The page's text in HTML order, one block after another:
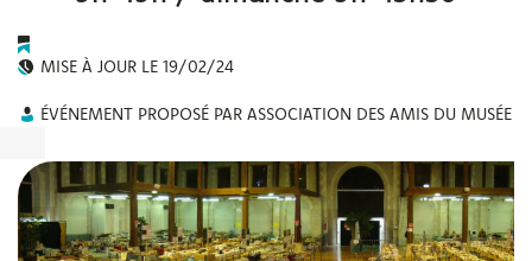
MISE À JOUR LE 19/02/24
ÉVÉNEMENT PROPOSÉ PAR ASSOCIATION DES AMIS DU MUSÉE